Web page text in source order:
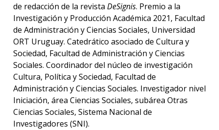
de redacción de la revista DeSignis. Premio a la
Investigación y Producción Académica 2021, Facultad
de Administración y Ciencias Sociales, Universidad
ORT Uruguay. Catedrático asociado de Cultura y
Sociedad, Facultad de Administración y Ciencias
Sociales. Coordinador del núcleo de investigación
Cultura, Política y Sociedad, Facultad de
Administración y Ciencias Sociales. Investigador nivel
Iniciación, área Ciencias Sociales, subárea Otras
Ciencias Sociales, Sistema Nacional de
Investigadores (SNI).